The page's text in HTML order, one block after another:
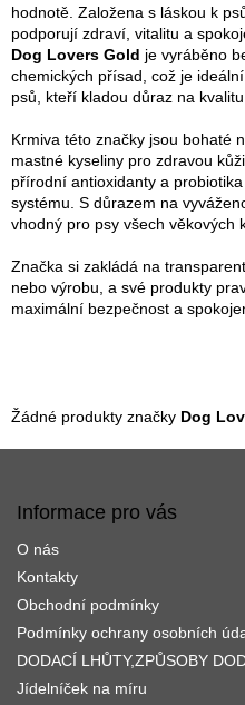
hodnotě. Založena s láskou k
podporují zdraví, vitalitu a
Dog Lovers Gold je vyráběno
chemických přísad, což je
psů, kteří kladou důraz na
Krmiva této značky jsou bohaté
mastné kyseliny pro zdravou
přírodní antioxidanty a
systému. S důrazem na
vhodný pro psy všech věkových
Značka si zakládá na
nebo výrobu, a své produkty
maximální bezpečnost a
Žádné produkty značky Dog
Z
Informace pro vás
O nás
Kontakty
Obchodní podmínky
Podmínky ochrany osobních
DODACÍ LHŮTY,ZPŮSOBY
Jídelníček na míru